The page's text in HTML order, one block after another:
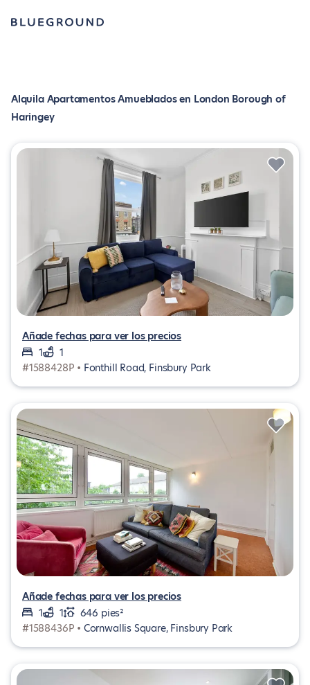
Alquila Apartamentos Amueblados en London Borough of
Haringey
Añade fechas para ver los precios
1
1
#1588428P • Fonthill Road, Finsbury Park
Añade fechas para ver los precios
1
1
646 pies²
#1588436P • Cornwallis Square, Finsbury Park